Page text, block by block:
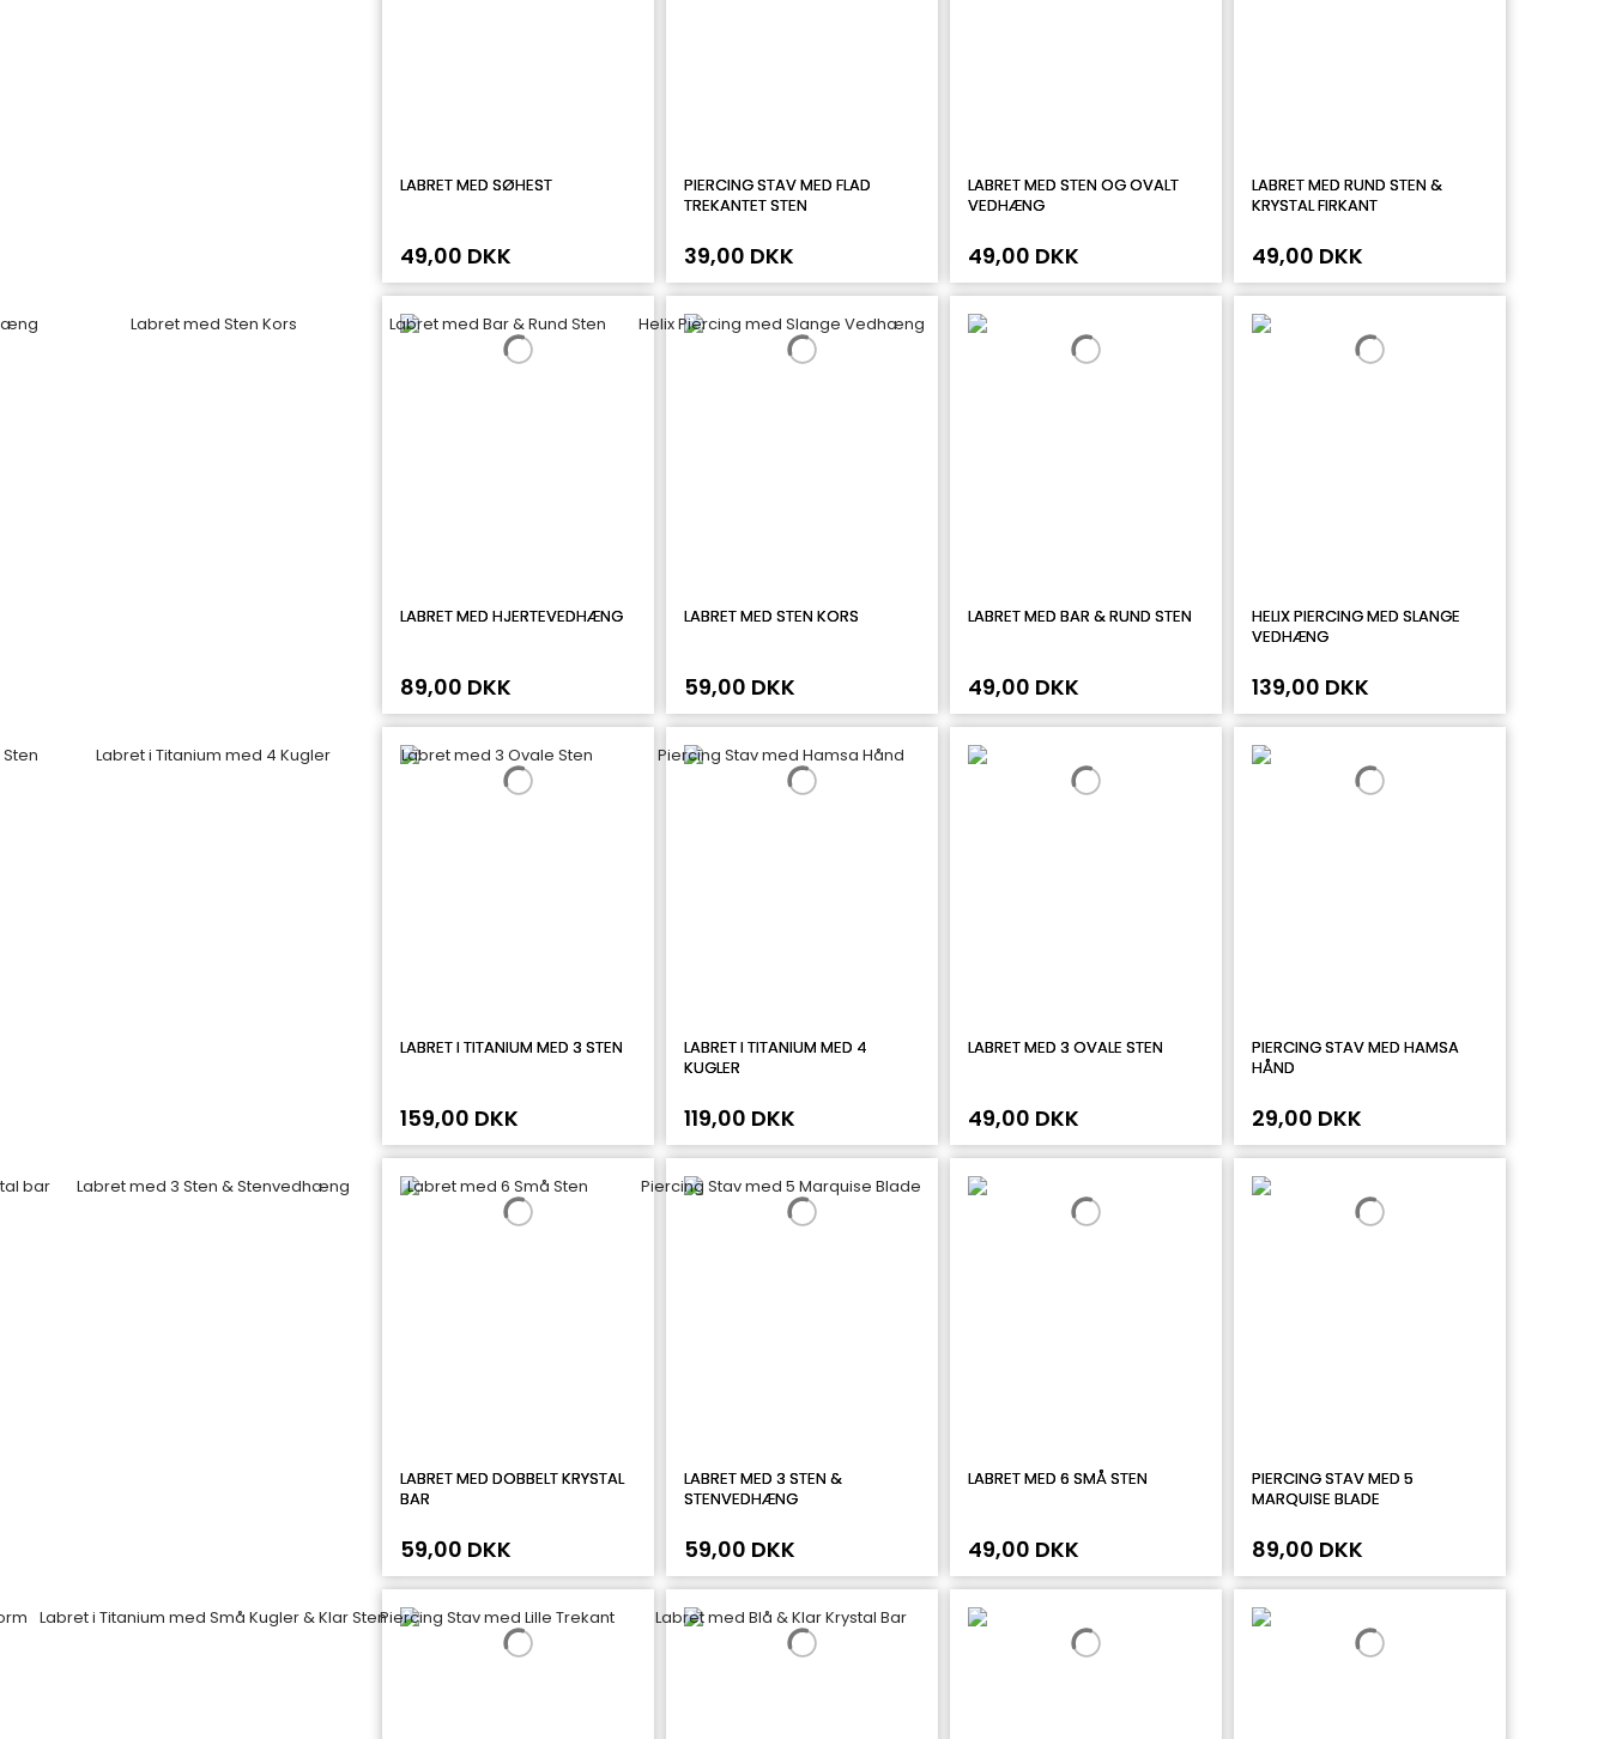
LABRET MED SØHEST
49,00 DKK
PIERCING STAV MED FLAD
TREKANTET STEN
39,00 DKK
LABRET MED STEN OG OVALT
VEDHÆNG
49,00 DKK
LABRET MED RUND STEN &
KRYSTAL FIRKANT
49,00 DKK
LABRET MED HJERTEVEDHÆNG
89,00 DKK
LABRET MED STEN KORS
59,00 DKK
LABRET MED BAR & RUND STEN
49,00 DKK
HELIX PIERCING MED SLANGE
VEDHÆNG
139,00 DKK
LABRET I TITANIUM MED 3 STEN
159,00 DKK
LABRET I TITANIUM MED 4
KUGLER
119,00 DKK
LABRET MED 3 OVALE STEN
49,00 DKK
PIERCING STAV MED HAMSA
HÅND
29,00 DKK
LABRET MED DOBBELT KRYSTAL
BAR
59,00 DKK
LABRET MED 3 STEN &
STENVEDHÆNG
59,00 DKK
LABRET MED 6 SMÅ STEN
49,00 DKK
PIERCING STAV MED 5
MARQUISE BLADE
89,00 DKK